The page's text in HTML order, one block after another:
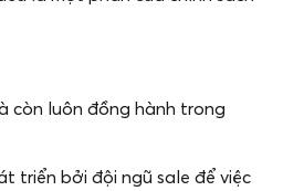
còn luôn đồng hành trong
triển bởi đội ngũ sale để việc